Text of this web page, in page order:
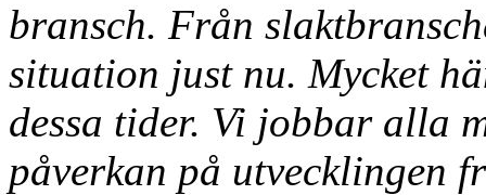
bransch. Från
situation just nu. Mycket
dessa tider. Vi jobbar alla
påverkan på utvecklingen